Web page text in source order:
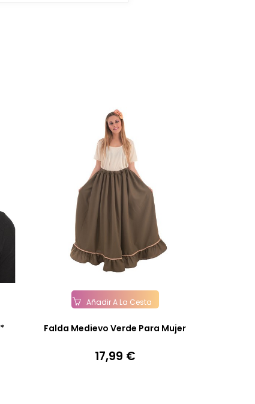
Añadir A La Cesta
Falda Medievo Verde Para Mujer
Precio
17,99 €